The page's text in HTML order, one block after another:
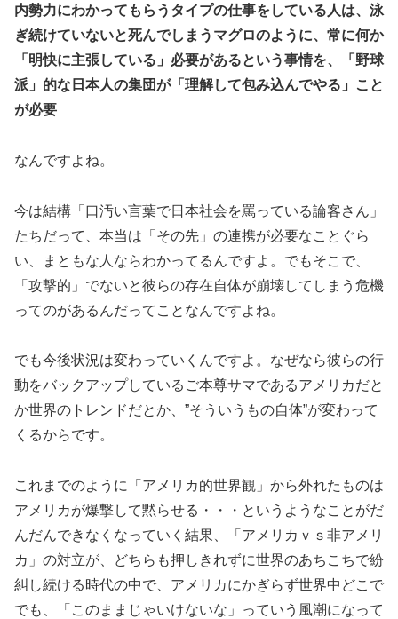
内勢力にわかってもらうタイプの仕事をしている人は、泳
ぎ続けていないと死んでしまうマグロのように、常に何か
「明快に主張している」必要があるという事情を、「野球
派」的な日本人の集団が「理解して包み込んでやる」こと
が必要
なんですよね。
今は結構「口汚い言葉で日本社会を罵っている論客さん」
たちだって、本当は「その先」の連携が必要なことぐら
い、まともな人ならわかってるんですよ。でもそこで、
「攻撃的」でないと彼らの存在自体が崩壊してしまう危機
ってのがあるんだってことなんですよね。
でも今後状況は変わっていくんですよ。なぜなら彼らの行
動をバックアップしているご本尊サマであるアメリカだと
か世界のトレンドだとか、”そういうもの自体”が変わって
くるからです。
これまでのように「アメリカ的世界観」から外れたものは
アメリカが爆撃して黙らせる・・・というようなことがだ
んだんできなくなっていく結果、「アメリカｖｓ非アメリ
カ」の対立が、どちらも押しきれずに世界のあちこちで紛
糾し続ける時代の中で、アメリカにかぎらず世界中どこで
でも、「このままじゃいけないな」っていう風潮になって